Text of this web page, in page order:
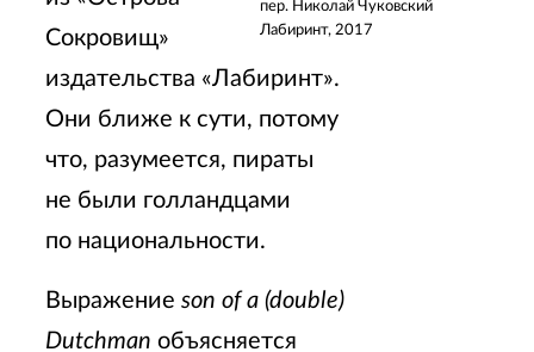
пер. Николай Чуковский
Лабиринт, 2017
Сокровищ»
издательства «Лабиринт».
Они ближе к сути, потому
что, разумеется, пираты
не были голландцами
по национальности.
Выражение son of a (double)
Dutchman объясняется